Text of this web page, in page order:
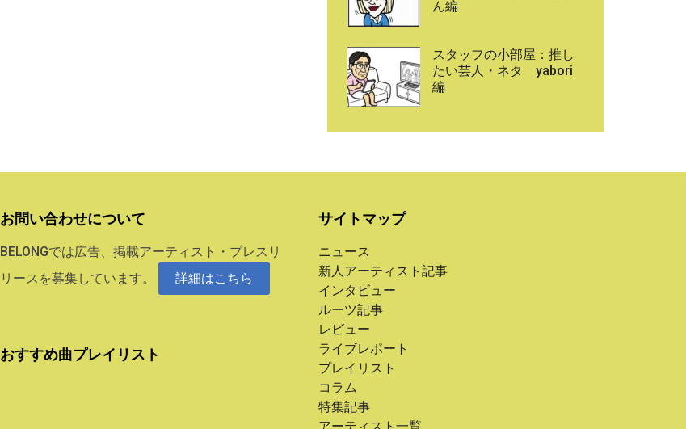
ん編
スタッフの小部屋：推し
たい芸人・ネタ yabori
編
お問い合わせについて
BELONGでは広告、掲載アーティスト・プレスリ
リースを募集しています。
詳細はこちら
おすすめ曲プレイリスト
サイトマップ
ニュース
新人アーティスト記事
インタビュー
ルーツ記事
レビュー
ライブレポート
プレイリスト
コラム
特集記事